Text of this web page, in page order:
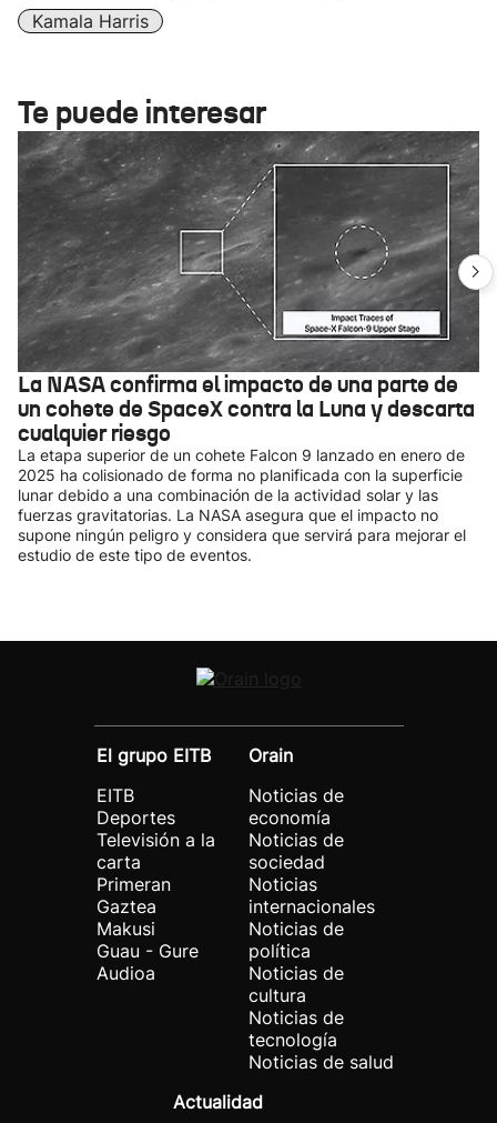
Kamala Harris
Te puede interesar
La NASA confirma el impacto de una parte de
un cohete de SpaceX contra la Luna y descarta
cualquier riesgo
La etapa superior de un cohete Falcon 9 lanzado en enero de
2025 ha colisionado de forma no planificada con la superficie
lunar debido a una combinación de la actividad solar y las
fuerzas gravitatorias. La NASA asegura que el impacto no
supone ningún peligro y considera que servirá para mejorar el
estudio de este tipo de eventos.
El grupo EITB
EITB
Deportes
Televisión a la
carta
Primeran
Gaztea
Makusi
Guau - Gure
Audioa
Orain
Noticias de
economía
Noticias de
sociedad
Noticias
internacionales
Noticias de
política
Noticias de
cultura
Noticias de
tecnología
Noticias de salud
Actualidad